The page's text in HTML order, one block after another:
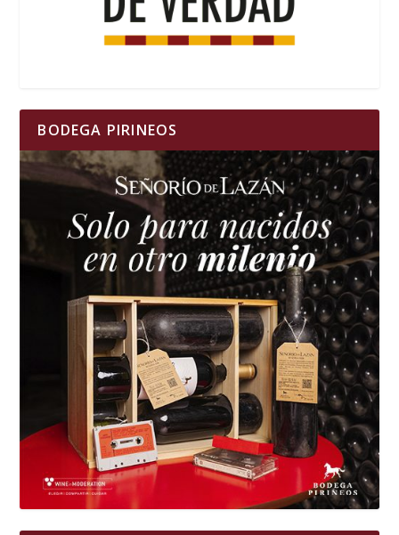
BODEGA PIRINEOS